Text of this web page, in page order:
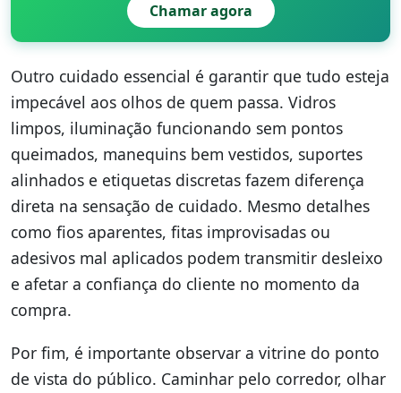
Chamar agora
Outro cuidado essencial é garantir que tudo esteja
impecável aos olhos de quem passa. Vidros
limpos, iluminação funcionando sem pontos
queimados, manequins bem vestidos, suportes
alinhados e etiquetas discretas fazem diferença
direta na sensação de cuidado. Mesmo detalhes
como fios aparentes, fitas improvisadas ou
adesivos mal aplicados podem transmitir desleixo
e afetar a confiança do cliente no momento da
compra.
Por fim, é importante observar a vitrine do ponto
de vista do público. Caminhar pelo corredor, olhar